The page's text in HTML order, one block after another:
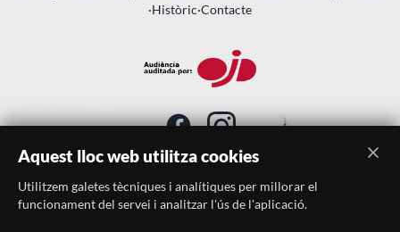
·Històric·Contacte
SUBSCRIU-TE AL BUTLLETÍ
Aquest lloc web utilitza cookies
Utilitzem galetes tècniques i analítiques per millorar el
funcionament del servei i analitzar l'ús de l'aplicació.